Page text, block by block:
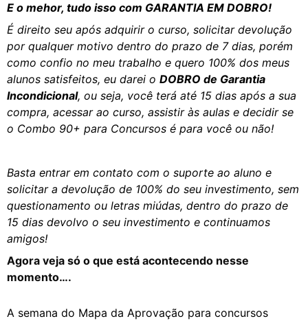
E o mehor, tudo isso com GARANTIA EM DOBRO!
É direito seu após adquirir o curso, solicitar devolução
por qualquer motivo dentro do prazo de 7 dias, porém
como confio no meu trabalho e quero 100% dos meus
alunos satisfeitos, eu darei o DOBRO de Garantia
Incondicional, ou seja, você terá até 15 dias após a sua
compra, acessar ao curso, assistir às aulas e decidir se
o Combo 90+ para Concursos é para você ou não!
Basta entrar em contato com o suporte ao aluno e
solicitar a devolução de 100% do seu investimento, sem
questionamento ou letras miúdas, dentro do prazo de
15 dias devolvo o seu investimento e continuamos
amigos!
Agora veja só o que está acontecendo nesse
momento….
A semana do Mapa da Aprovação para concursos